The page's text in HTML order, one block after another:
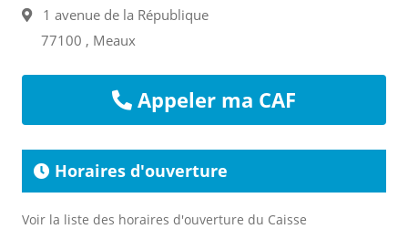
1 avenue de la République
77100 , Meaux
Appeler ma CAF
Horaires d'ouverture
Voir la liste des horaires d'ouverture du Caisse